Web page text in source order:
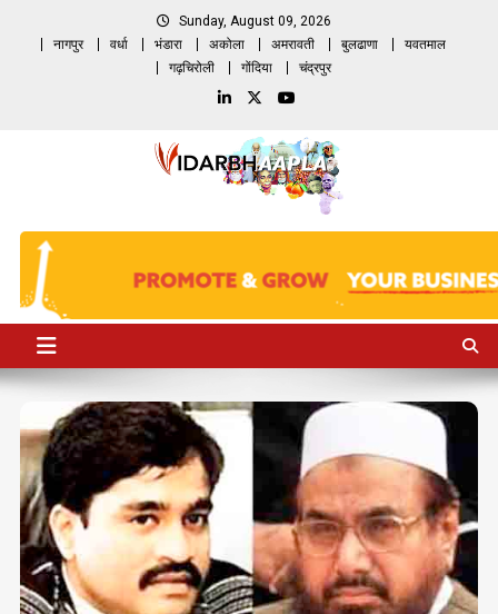
Sunday, August 09, 2026
नागपुर
वर्धा भंडारा अकोला अमरावती बुलढाणा
यवतमाल
गढ़चिरोली
गोंदिया चंद्रपुर